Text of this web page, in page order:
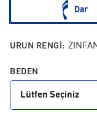
Dar
URUN RENGI:
BEDEN
Lütfen Seçiniz